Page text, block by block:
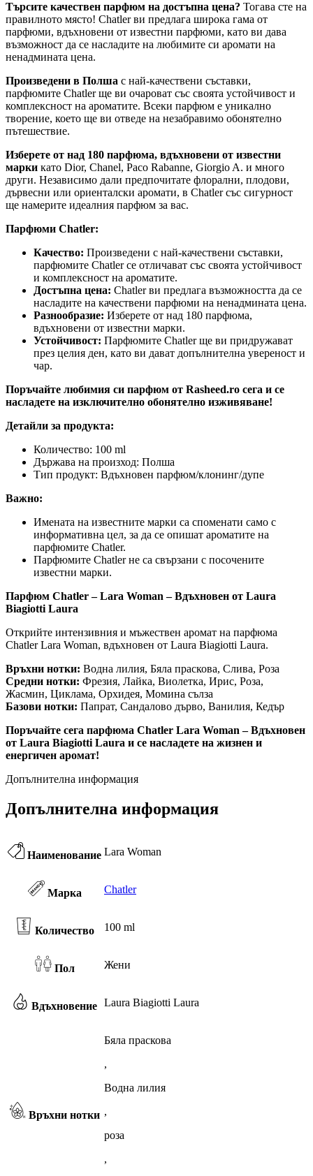
Търсите качествен парфюм на достъпна цена? Тогава сте на
правилното място! Chatler ви предлага широка гама от
парфюми, вдъхновени от известни парфюми, като ви дава
възможност да се насладите на любимите си аромати на
ненадмината цена.
Произведени в Полша с най-качествени съставки,
парфюмите Chatler ще ви очароват със своята устойчивост и
комплексност на ароматите. Всеки парфюм е уникално
творение, което ще ви отведе на незабравимо обонятелно
пътешествие.
Изберете от над 180 парфюма, вдъхновени от известни
марки като Dior, Chanel, Paco Rabanne, Giorgio A. и много
други. Независимо дали предпочитате флорални, плодови,
дървесни или ориенталски аромати, в Chatler със сигурност
ще намерите идеалния парфюм за вас.
Парфюми Chatler:
Качество: Произведени с най-качествени съставки,
парфюмите Chatler се отличават със своята устойчивост
и комплексност на ароматите.
Достъпна цена: Chatler ви предлага възможността да се
насладите на качествени парфюми на ненадмината цена.
Разнообразие: Изберете от над 180 парфюма,
вдъхновени от известни марки.
Устойчивост: Парфюмите Chatler ще ви придружават
през целия ден, като ви дават допълнителна увереност и
чар.
Поръчайте любимия си парфюм от Rasheed.ro сега и се
насладете на изключително обонятелно изживяване!
Детайли за продукта:
Количество: 100 ml
Държава на произход: Полша
Тип продукт: Вдъхновен парфюм/клонинг/дупе
Важно:
Имената на известните марки са споменати само с
информативна цел, за да се опишат ароматите на
парфюмите Chatler.
Парфюмите Chatler не са свързани с посочените
известни марки.
Парфюм Chatler – Lara Woman – Вдъхновен от Laura
Biagiotti Laura
Открийте интензивния и мъжествен аромат на парфюма
Chatler Lara Woman, вдъхновен от Laura Biagiotti Laura.
Връхни нотки: Водна лилия, Бяла праскова, Слива, Роза
Средни нотки: Фрезия, Лайка, Виолетка, Ирис, Роза,
Жасмин, Циклама, Орхидея, Момина сълза
Базови нотки: Папрат, Сандалово дърво, Ванилия, Кедър
Поръчайте сега парфюма Chatler Lara Woman – Вдъхновен
от Laura Biagiotti Laura и се насладете на жизнен и
енергичен аромат!
Допълнителна информация
Допълнителна информация
Наименование Lara Woman
Марка Chatler
Количество 100 ml
Пол Жени
Вдъхновение Laura Biagiotti Laura
Връхни нотки
Бяла праскова
,
Водна лилия
,
роза
,